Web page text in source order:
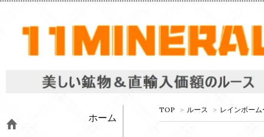
TOP > ルース > レインボー
ホーム